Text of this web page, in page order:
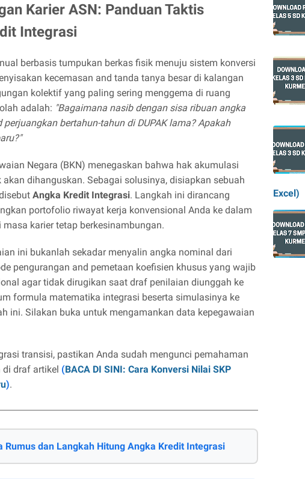
Karier ASN: Panduan Taktis
Integrasi
berbasis tumpukan berkas fisik menuju sistem konversi
kecemasan and tanda tanya besar di kalangan
kolektif yang paling sering menggema di ruang
adalah: "Bagaimana nasib dengan sisa ribuan angka
bertahun-tahun di DUPAK lama? Apakah
Negara (BKN) menegaskan bahwa hak akumulasi
dihanguskan. Sebagai solusinya, disiapkan sebuah
Angka Kredit Integrasi. Langkah ini dirancang
portofolio riwayat kerja konvensional Anda ke dalam
karier tetap berkesinambungan.
ini bukanlah sekadar menyalin angka nominal dari
pengurangan and pemetaan koefisien khusus yang wajib
agar tidak dirugikan saat draf penilaian diunggah ke
formula matematika integrasi beserta simulasinya ke
ini. Silakan buka untuk mengamankan data kepegawaian
transisi, pastikan Anda sudah mengunci pemahaman
di draf artikel (BACA DI SINI: Cara Konversi Nilai SKP
).
dan Langkah Hitung Angka Kredit Integrasi
Excel)